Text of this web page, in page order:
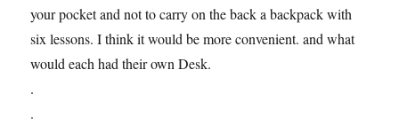
your pocket and not to carry on the back a backpack with
six lessons. I think it would be more convenient. and what
would each had their own Desk.
.
.